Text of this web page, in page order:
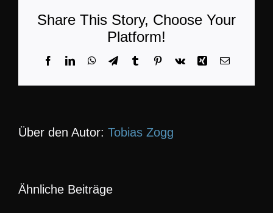
Share This Story, Choose Your
Platform!
FacebookLinkedInWhatsApp
TelegramTumblr PinterestVk XingE-
Über den Autor: Tobias Zogg
Ähnliche Beiträge